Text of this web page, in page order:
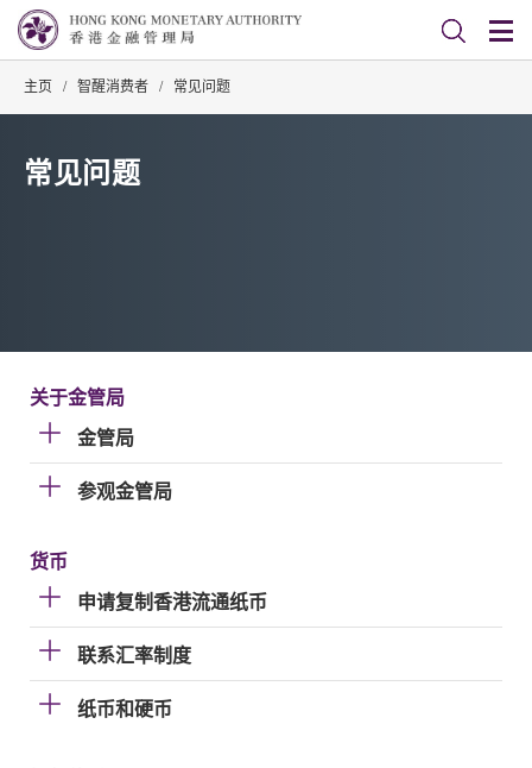
主页 / 智醒消费者 / 常见问题
常见问题
关于金管局
金管局
参观金管局
货币
申请复制香港流通纸币
联系汇率制度
纸币和硬币